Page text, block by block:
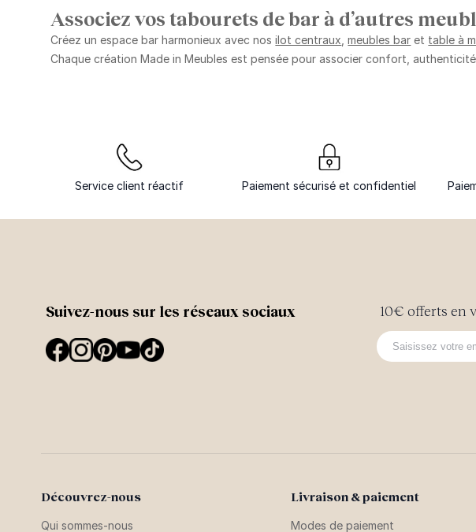
Associez vos tabourets de bar à d’autres
Créez un espace bar harmonieux avec nosilot centraux ,meubles bar et table à
Chaque création Made in Meubles est pensée pourassocier confort,
Service client réactif Paiement sécurisé et confidentiel
Suivez-nous sur les réseaux sociaux 10€ offerts en
Découvrez-nous
Qui sommes-nous
Livraison & paiement
Modes de paiement